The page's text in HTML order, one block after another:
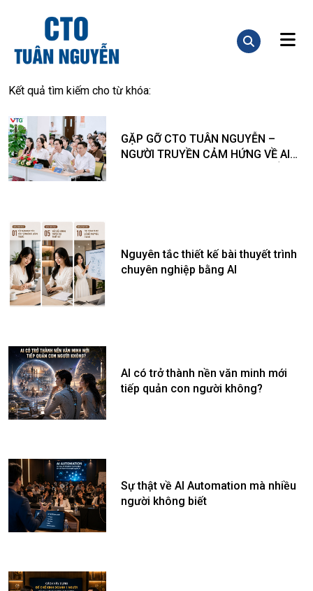
Kết quả tìm kiếm cho từ khóa:
GẶP GỠ CTO TUÂN NGUYỄN –
NGƯỜI TRUYỀN CẢM HỨNG VỀ AI
Nguyên tắc thiết kế bài thuyết trình
chuyên nghiệp bằng AI
AI có trở thành nền văn minh mới
tiếp quản con người không?
Sự thật về AI Automation mà nhiều
người không biết